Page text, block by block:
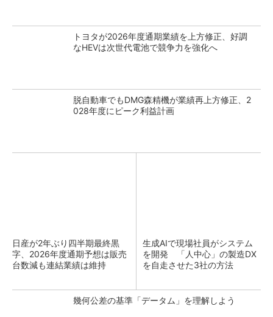
トヨタが2026年度通期業績を上方修正、好調
なHEVは次世代電池で競争力を強化へ
脱自動車でもDMG森精機が業績再上方修正、2
028年度にピーク利益計画
日産が2年ぶり四半期最終黒
字、2026年度通期予想は販売
台数減も連結業績は維持
生成AIで現場社員がシステム
を開発 「人中心」の製造DX
を自走させた3社の方法
幾何公差の基準「データム」を理解しよう